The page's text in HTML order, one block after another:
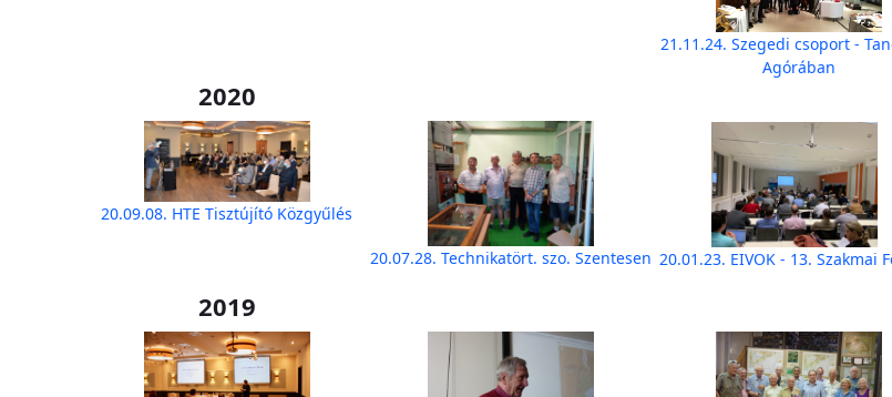
21.11.24. Szegedi csoport -
Agórában
2020
20.09.08. HTE Tisztújító Közgyűlés
20.07.28. Technikatört. szo. Szentesen 20.01.23. EIVOK - 13. Szakmai
2019